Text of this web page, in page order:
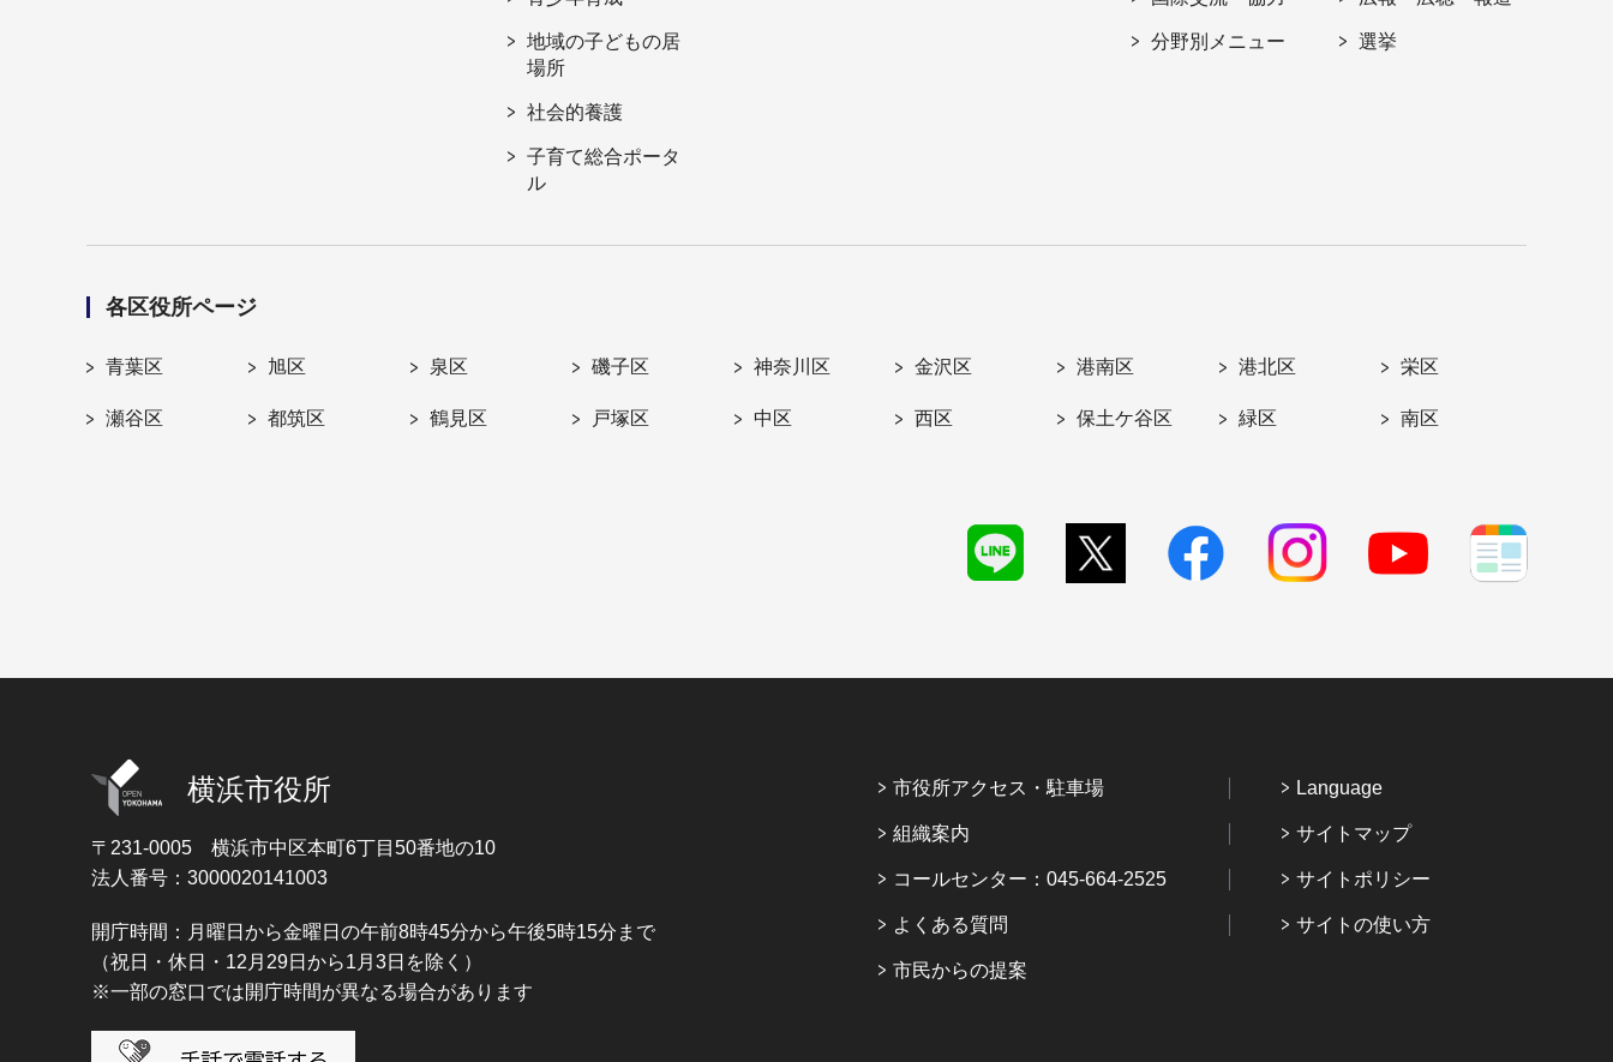
地域の子どもの居
場所
社会的養護
子育て総合ポータ
ル
分野別メニュー 選挙
各区役所ページ
青葉区 旭区 泉区 磯子区 神奈川区 金沢区 港南区 港北区 栄区
瀬谷区 都筑区 鶴見区 戸塚区 中区 西区 保土ケ谷区 緑区 南区
横浜市役所
〒231-0005 横浜市中区本町6丁目50番地の10
法人番号：3000020141003
開庁時間：月曜日から金曜日の午前8時45分から午後5時15分まで
（祝日・休日・12月29日から1月3日を除く）
※一部の窓口では開庁時間が異なる場合があります
市役所アクセス・駐車場
組織案内
コールセンター：045-664-2525
よくある質問
市民からの提案
Language
サイトマップ
サイトポリシー
サイトの使い方